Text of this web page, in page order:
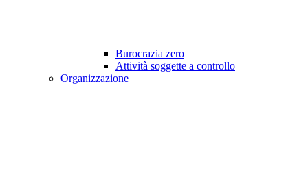
Burocrazia zero
Attività soggette a controllo
Organizzazione